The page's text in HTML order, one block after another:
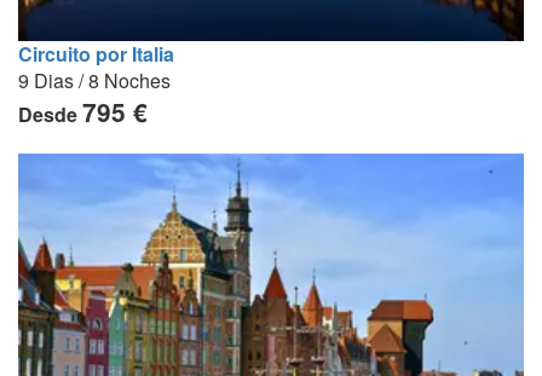
Circuito por Italia
9 Dias / 8 Noches
Desde795 €